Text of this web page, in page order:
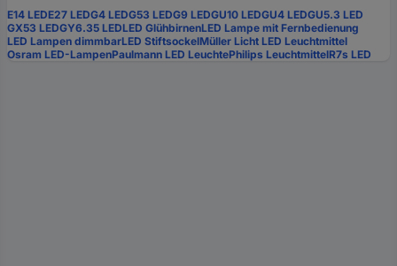
E14 LEDE27 LEDG4 LEDG53 LEDG9 LEDGU10 LEDGU4 LEDGU5.3 LED
GX53 LEDGY6.35 LEDLED GlühbirnenLED Lampe mit Fernbedienung
LED Lampen dimmbarLED StiftsockelMüller Licht LED Leuchtmittel
Osram LED-LampenPaulmann LED LeuchtePhilips LeuchtmittelR7s LED